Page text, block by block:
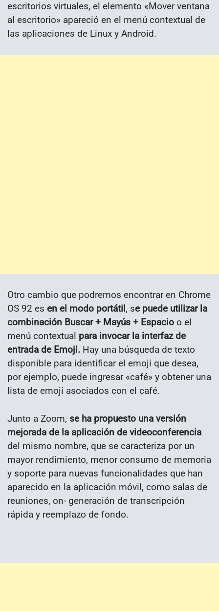
escritorios virtuales, el elemento «Mover ventana
al escritorio» apareció en el menú contextual de
las aplicaciones de Linux y Android.
Otro cambio que podremos encontrar en Chrome
OS 92 es en el modo portátil, se puede utilizar la
combinación Buscar + Mayús + Espacio o el
menú contextual para invocar la interfaz de
entrada de Emoji. Hay una búsqueda de texto
disponible para identificar el emoji que desea,
por ejemplo, puede ingresar «café» y obtener una
lista de emoji asociados con el café.
Junto a Zoom, se ha propuesto una versión
mejorada de la aplicación de videoconferencia
del mismo nombre, que se caracteriza por un
mayor rendimiento, menor consumo de memoria
y soporte para nuevas funcionalidades que han
aparecido en la aplicación móvil, como salas de
reuniones, on- generación de transcripción
rápida y reemplazo de fondo.